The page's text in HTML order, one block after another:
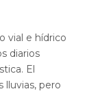
vial e hídrico
diarios
El
lluvias, pero